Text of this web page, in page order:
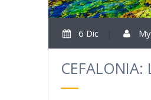
6 Dic
CEFALONIA: